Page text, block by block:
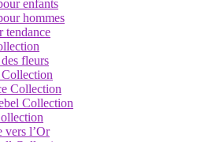
enfants
hommes
tendance
fleurs
Collection
Collection
vers l’Or